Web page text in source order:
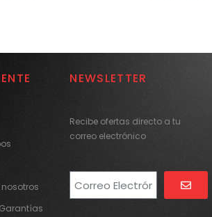
NEWSLETTER
Recibe ofertas directo a tu
correo electrónico